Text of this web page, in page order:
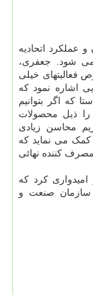
عملکرد اتحادیه
شود. جعفری،
فعالیتهای خیلی
اشاره نمود که
که اگر بتوانیم
ذیل محصولات
محاسن زیادی
کمک می نماید که
مصرف کننده نهائی
کرد که
سازمان صنعت و